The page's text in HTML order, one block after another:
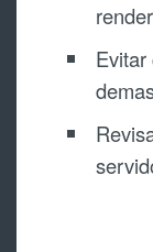
Evitar